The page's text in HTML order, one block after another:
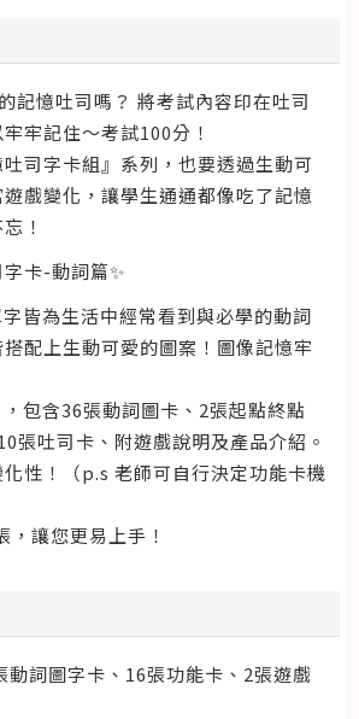
記憶吐司嗎？ 將考試內容印在吐司
牢記住～考試100分！
司字卡組』系列，也要透過生動可
戲變化，讓學生通通都像吃了記憶
！
卡-動詞篇✨
皆為生活中經常看到與必學的動詞
配上生動可愛的圖案！圖像記憶牢
包含36張動詞圖卡、2張起點終點
張吐司卡、附遊戲說明及產品介紹。
性！（p.s 老師可自行決定功能卡機
，讓您更易上手！
動詞圖字卡、16張功能卡、2張遊戲